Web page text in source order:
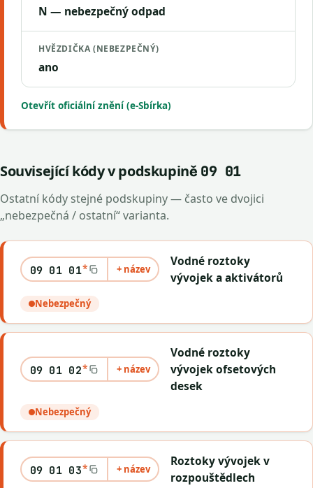
N — nebezpečný odpad
HVĚZDIČKA (NEBEZPEČNÝ)
ano
Otevřít oficiální znění (e-Sbírka)
Související kódy v podskupině 09 01
Ostatní kódy stejné podskupiny — často ve dvojici
„nebezpečná / ostatní“ varianta.
09 01 01* + název
Vodné roztoky
vývojek a aktivátorů
Nebezpečný
09 01 02* + název
Vodné roztoky
vývojek ofsetových
desek
Nebezpečný
09 01 03* + název
Roztoky vývojek v
rozpouštědlech